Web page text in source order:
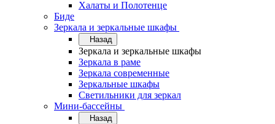
Халаты и Полотенце
Биде
Зеркала и зеркальные шкафы
Назад
Зеркала и зеркальные шкафы
Зеркала в раме
Зеркала современные
Зеркальные шкафы
Светильники для зеркал
Мини-бассейны
Назад